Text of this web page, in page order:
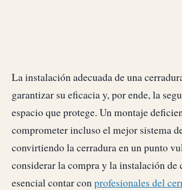
La instalación adecuada de una
garantizar su eficacia y, por ende, la
espacio que protege. Un montaje
comprometer incluso el mejor sistema
convirtiendo la cerradura en un punto
considerar la compra y la instalación de
esencial contar conprofesionales del